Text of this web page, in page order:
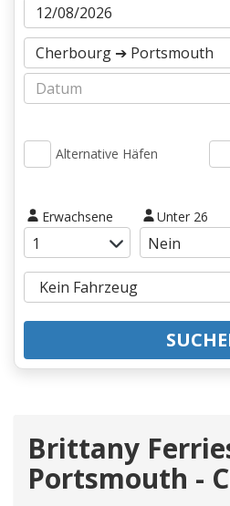
Alternative Häfen
Erwachsene Unter 26
Brittany
Portsmouth -